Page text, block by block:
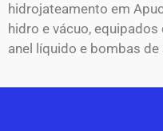
hidrojateamento em
hidro e vácuo,
anel líquido e bombas